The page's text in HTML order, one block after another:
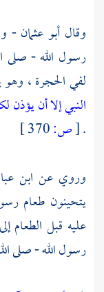
وقال أبو عثمان -
رسول الله - صلى
لفي الحجرة ،
النبي إلا أن يؤذن
.
[ص:
وروي عن ابن
يتحينون طعام
عليه قبل الطعام
رسول الله - صلى